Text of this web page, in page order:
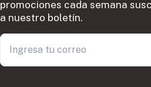
promociones cada semana
a nuestro boletín.